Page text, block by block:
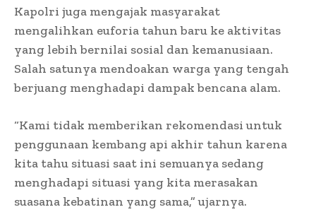
Kapolri juga mengajak masyarakat
mengalihkan euforia tahun baru ke aktivitas
yang lebih bernilai sosial dan kemanusiaan.
Salah satunya mendoakan warga yang tengah
berjuang menghadapi dampak bencana alam.
“Kami tidak memberikan rekomendasi untuk
penggunaan kembang api akhir tahun karena
kita tahu situasi saat ini semuanya sedang
menghadapi situasi yang kita merasakan
suasana kebatinan yang sama,” ujarnya.